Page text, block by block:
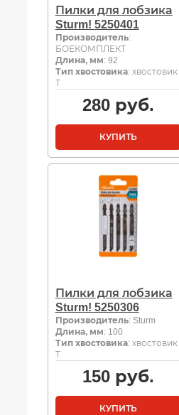
Пилки для лобзика
Sturm! 5250401
Производитель:
БОЕКОМПЛЕКТ
Длина, мм: 92
Тип хвостовика: хвостовик
Т
280руб.
КУПИТЬ
Пилки для лобзика
Sturm! 5250306
Производитель: Sturm
Длина, мм: 100
Тип хвостовика: хвостовик
Т
150руб.
КУПИТЬ